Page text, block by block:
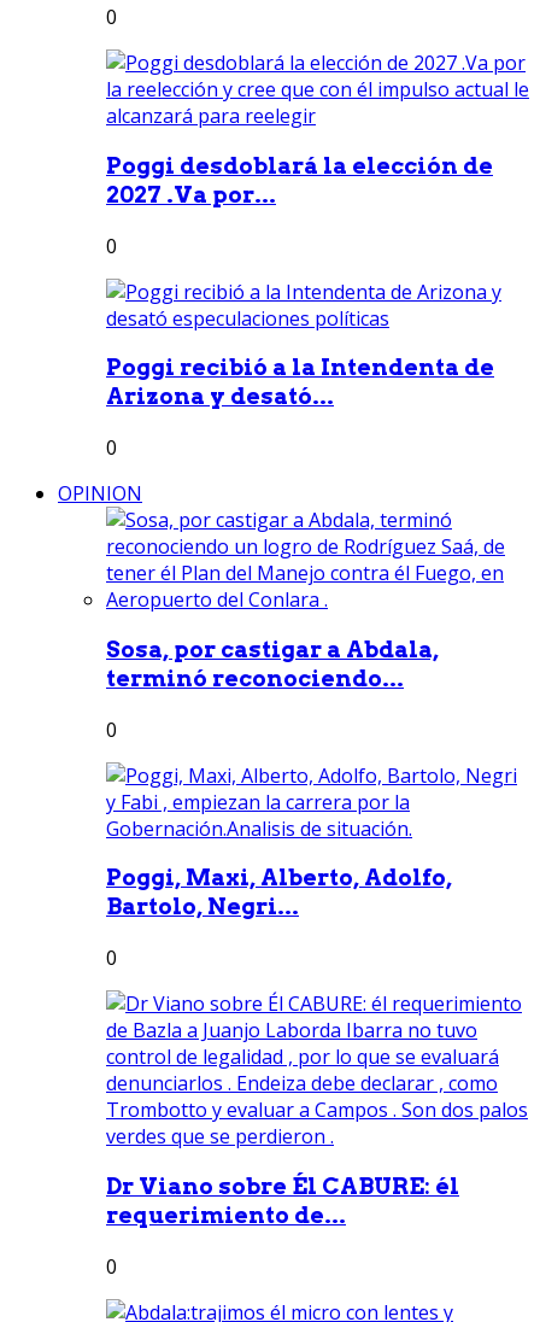
0
Poggi desdoblará la elección de
2027 .Va por...
0
Poggi recibió a la Intendenta de
Arizona y desató...
0
OPINION
Sosa, por castigar a Abdala,
terminó reconociendo...
0
Poggi, Maxi, Alberto, Adolfo,
Bartolo, Negri...
0
Dr Viano sobre Él CABURE: él
requerimiento de...
0